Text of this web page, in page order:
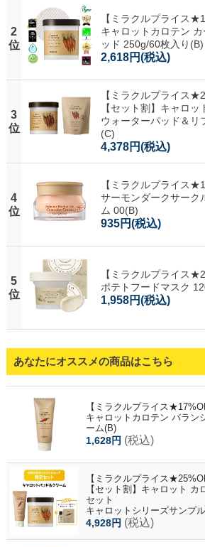
2
位
【ミラクルプライス
キャロットカロテン
ッド 250g/60枚入り(B)
2,618円(税込)
3
位
【ミラクルプライス
【セット割】キャロ
ウォーターパッド＆リ
(C)
4,378円(税込)
4
位
【ミラクルプライス
サーモンダークサーク
ム 00(B)
935円(税込)
5
位
【ミラクルプライス
ポテトフードマスク
1,958円(税込)
あなたにオススメの商品はこちら
【ミラクルプライス
キャロットカロテン バラン
ーム(B)
1,628円 (税込)
【ミラクルプライス
【セット割】キャロット
セット
キャロットシリーズサンプ
4,928円 (税込)